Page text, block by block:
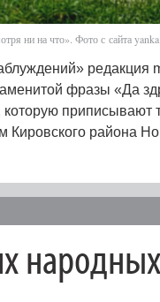
ни на что». Фото с сайта
редакция
фразы «Да
приписывают
Кировского района